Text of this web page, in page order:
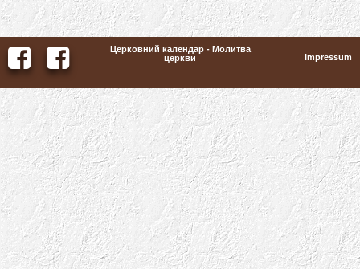
Церковний календар - Молитва
церкви
Impressum